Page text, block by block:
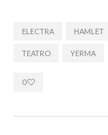
ELECTRA HAMLET
TEATRO YERMA
0